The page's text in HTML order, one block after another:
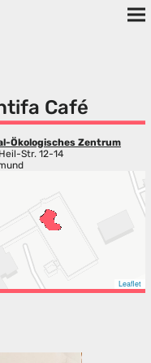
Café
Ökologisches Zentrum
Str. 12-14
Leaflet